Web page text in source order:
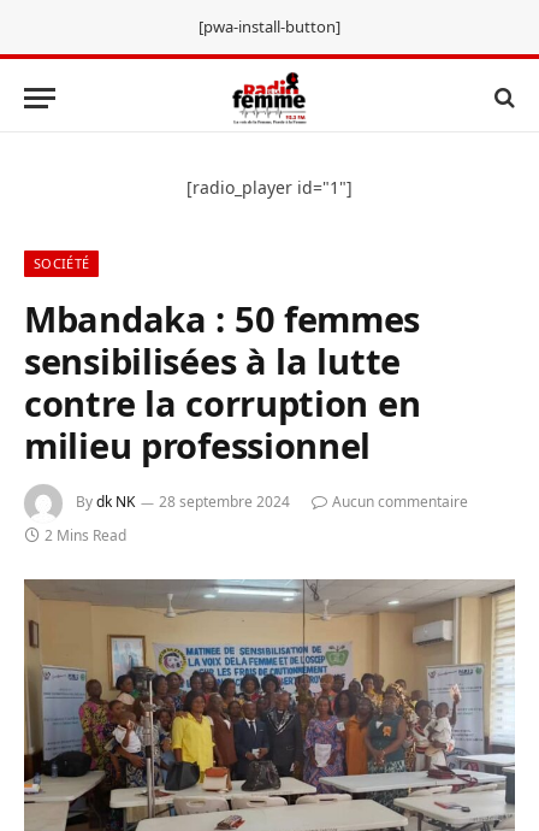
[pwa-install-button]
[radio_player id="1"]
SOCIÉTÉ
Mbandaka : 50 femmes
sensibilisées à la lutte
contre la corruption en
milieu professionnel
Bydk NK 28 septembre 2024
Aucun commentaire
2 Mins Read